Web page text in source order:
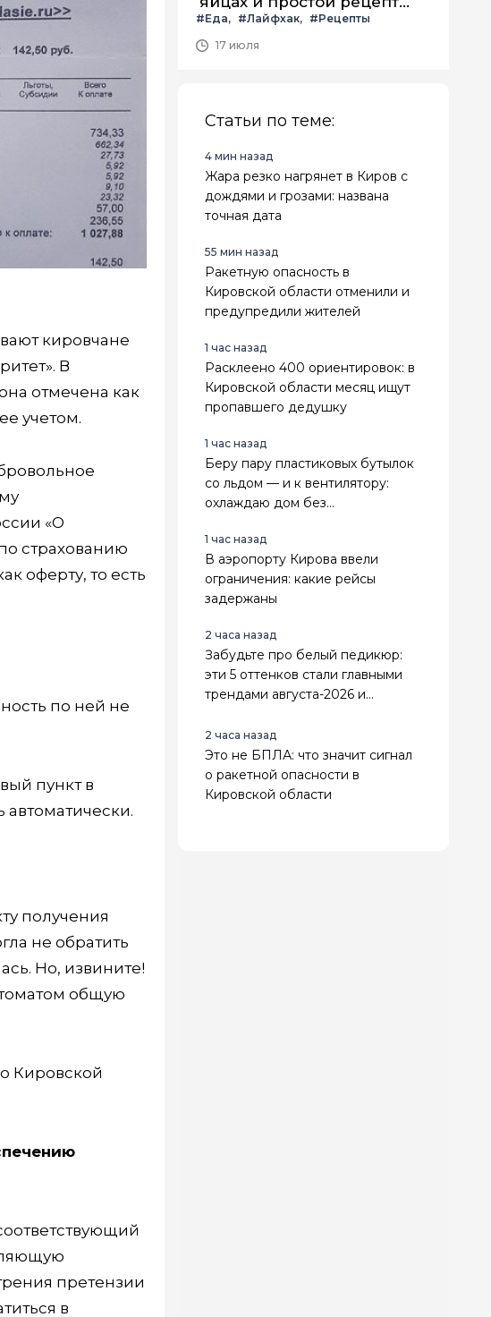
кировчане
В
отмечена как
учетом.
«О
страхованию
оферту, то есть
по ней не
пункт в
получения
не обратить
Но, извините!
общую
Кировской
претензии
в
летнего салата с ним
#Еда #Лайфхак
#Рецепты
17 июля
Статьи по теме:
4 мин назад
Жара резко нагрянет в Киров с
дождями и грозами: названа
точная дата
55 мин назад
Ракетную опасность в
Кировской области отменили и
предупредили жителей
1 час назад
Расклеено 400 ориентировок: в
Кировской области месяц ищут
пропавшего дедушку
1 час назад
Беру пару пластиковых бутылок
со льдом — и к вентилятору:
охлаждаю дом без
воздухом
1 час назад
В аэропорту Кирова ввели
ограничения: какие рейсы
задержаны
2 часа назад
Забудьте про белый педикюр:
эти 5 оттенков стали главными
трендами августа-2026 и
2 часа назад
Это не БПЛА: что значит сигнал
о ракетной опасности в
Кировской области